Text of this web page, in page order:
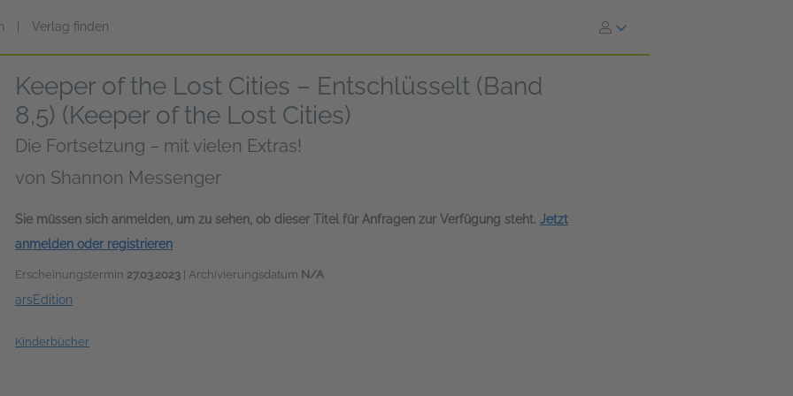
Verlag finden
Keeper of the Lost Cities – Entschlüsselt (Band
8,5) (Keeper of the Lost Cities)
Die Fortsetzung – mit vielen Extras!
von Shannon Messenger
Sie müssen sich anmelden, um zu sehen, ob dieser Titel für Anfragen zur Verfügung steht. Jetzt
anmelden oder registrieren
Erscheinungstermin 27.03.2023 | Archivierungsdatum N/A
arsEdition
Kinderbücher